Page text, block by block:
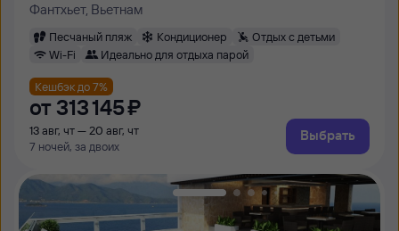
Фантхьет, Вьетнам
Песчаный пляж Кондиционер
Отдых с детьми
Wi-Fi
Идеально для отдыха парой
Кешбэк до 7%
от 313 ⁠145 ⁠₽
13 авг, чт — 20 авг, чт
7 ночей, за двоих
Выбрать